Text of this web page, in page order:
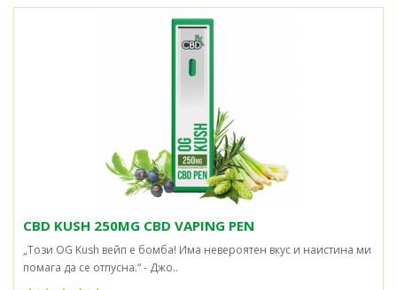
CBD KUSH 250MG CBD VAPING PEN
„Този OG Kush вейп е бомба! Има невероятен вкус и наистина ми
помага да се отпусна.“ - Джо..